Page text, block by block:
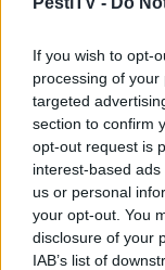
If you wish to opt-
processing of
targeted
section to confirm
opt-out request is
interest-based
us or personal
your opt-out. You
disclosure of your
IAB’s list of